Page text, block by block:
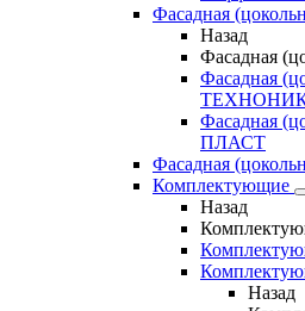
Фасадная
Назад
Фасадная
Фасадная
Фасадная
ПЛАСТ
Фасадная
Комплектующие
Назад
Назад